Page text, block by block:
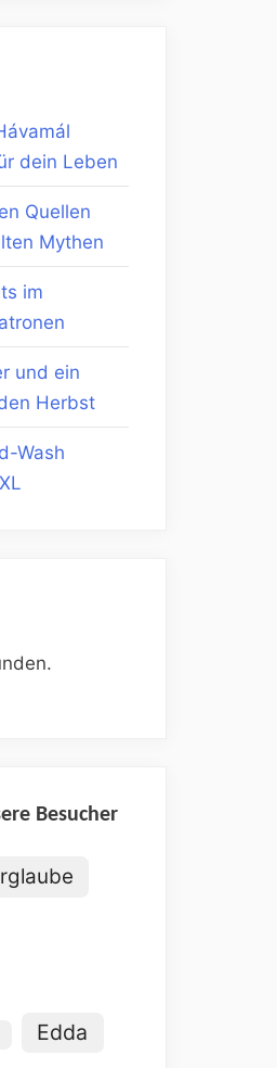
dein Leben
Quellen
Mythen
im
und ein
Herbst
Wash
Besucher
Edda